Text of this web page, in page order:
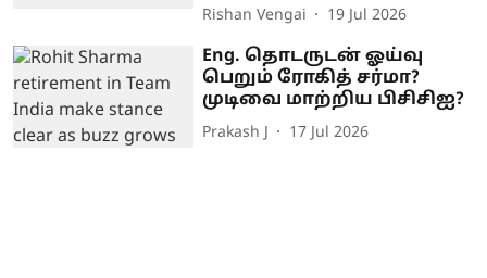
Rishan Vengai 19 Jul 2026
Eng. தொடருடன் ஓய்வு
பெறும் ரோகித் சர்மா?
முடிவை மாற்றிய பிசிசிஐ?
Prakash J 17 Jul 2026